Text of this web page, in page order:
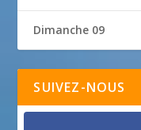
Dimanche 09
SUIVEZ-NOUS